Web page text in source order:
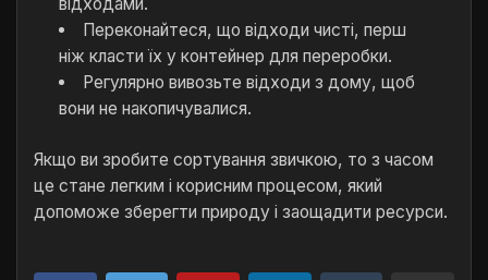
Переконайтеся, що відходи чисті, перш
ніж класти їх у контейнер для переробки.
Регулярно вивозьте відходи з дому, щоб
вони не накопичувалися.
Якщо ви зробите сортування звичкою, то з часом
це стане легким і корисним процесом, який
допоможе зберегти природу і заощадити ресурси.